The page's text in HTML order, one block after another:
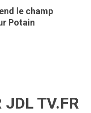
le champ
Potain
JDL TV.FR